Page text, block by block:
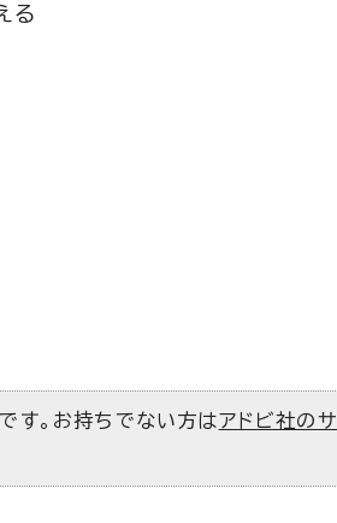
る
。お持ちでない方はアドビ社のサ